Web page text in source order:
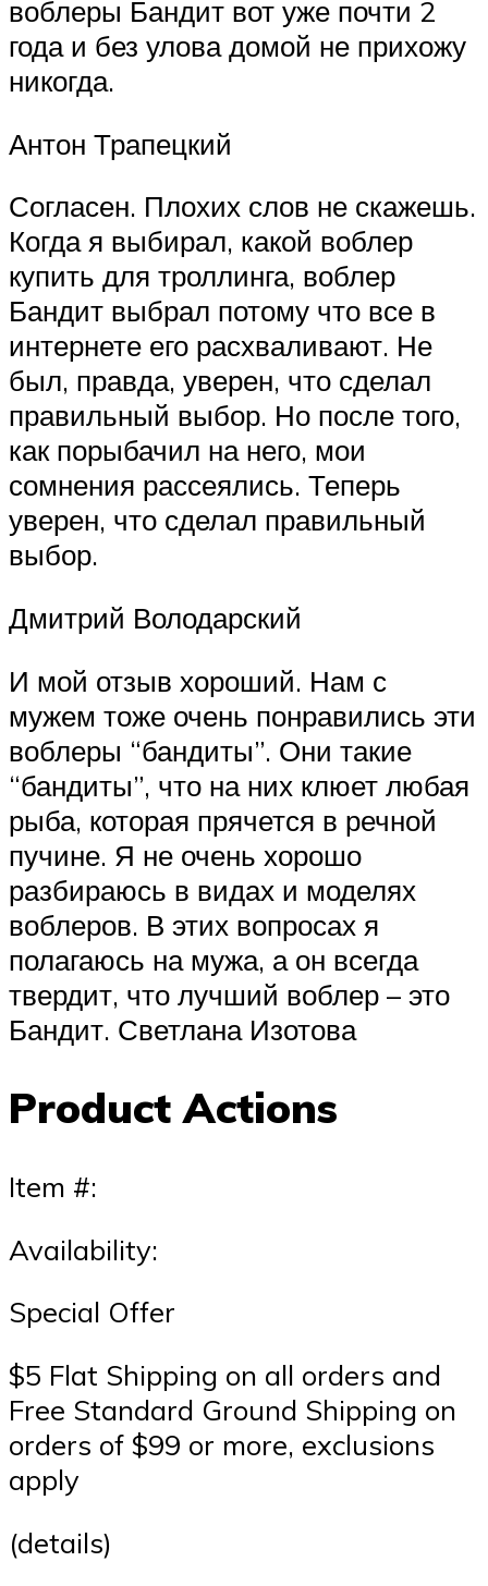
воблеры Бандит вот уже почти 2
года и без улова домой не прихожу
никогда.
Антон Трапецкий
Согласен. Плохих слов не скажешь.
Когда я выбирал, какой воблер
купить для троллинга, воблер
Бандит выбрал потому что все в
интернете его расхваливают. Не
был, правда, уверен, что сделал
правильный выбор. Но после того,
как порыбачил на него, мои
сомнения рассеялись. Теперь
уверен, что сделал правильный
выбор.
Дмитрий Володарский
И мой отзыв хороший. Нам с
мужем тоже очень понравились эти
воблеры “бандиты”. Они такие
“бандиты”, что на них клюет любая
рыба, которая прячется в речной
пучине. Я не очень хорошо
разбираюсь в видах и моделях
воблеров. В этих вопросах я
полагаюсь на мужа, а он всегда
твердит, что лучший воблер – это
Бандит. Светлана Изотова
Product Actions
Item #:
Availability:
Special Offer
$5 Flat Shipping on all orders and
Free Standard Ground Shipping on
orders of $99 or more, exclusions
apply
(details)